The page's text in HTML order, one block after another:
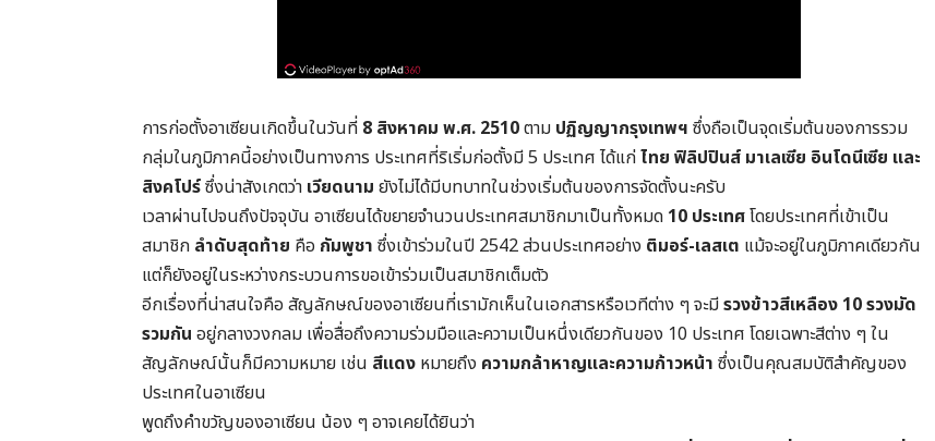
การก่อตั้งอาเซียนเกิดขึ้นในวันที่ 8 สิงหาคม พ.ศ. 2510ตาม ปฏิญญากรุงเทพฯ ซึ่งถือเป็นจุดเริ่มต้นของการรวม
กลุ่มในภูมิภาคนี้อย่างเป็นทางการ ประเทศที่ริเริ่มก่อตั้งมี 5 ประเทศ ได้แก่ไทย ฟิลิปปินส์ มาเลเซีย อินโดนีเซีย และ
สิงคโปร์ซึ่งน่าสังเกตว่า เวียดนาม ยังไม่ได้มีบทบาทในช่วงเริ่มต้นของการจัดตั้งนะครับ
เวลาผ่านไปจนถึงปัจจุบัน อาเซียนได้ขยายจำนวนประเทศสมาชิกมาเป็นทั้งหมด 10 ประเทศโดยประเทศที่เข้าเป็น
สมาชิก ลำดับสุดท้าย คือ กัมพูชา ซึ่งเข้าร่วมในปี 2542 ส่วนประเทศอย่าง ติมอร์-เลสเต แม้จะอยู่ในภูมิภาคเดียวกัน
แต่ก็ยังอยู่ในระหว่างกระบวนการขอเข้าร่วมเป็นสมาชิกเต็มตัว
อีกเรื่องที่น่าสนใจคือ สัญลักษณ์ของอาเซียนที่เรามักเห็นในเอกสารหรือเวทีต่าง ๆ จะมีรวงข้าวสีเหลือง 10 รวงมัด
รวมกัน อยู่กลางวงกลม เพื่อสื่อถึงความร่วมมือและความเป็นหนึ่งเดียวกันของ 10 ประเทศ โดยเฉพาะสีต่าง ๆ ใน
สัญลักษณ์นั้นก็มีความหมาย เช่น สีแดง หมายถึง ความกล้าหาญและความก้าวหน้า ซึ่งเป็นคุณสมบัติสำคัญของ
ประเทศในอาเซียน
พูดถึงคำขวัญของอาเซียน น้อง ๆ อาจเคยได้ยินว่า